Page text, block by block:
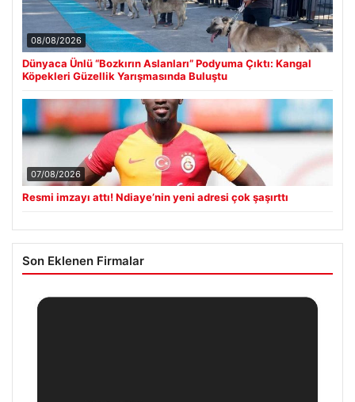
08/08/2026
Dünyaca Ünlü “Bozkırın Aslanları” Podyuma Çıktı: Kangal
Köpekleri Güzellik Yarışmasında Buluştu
07/08/2026
Resmi imzayı attı! Ndiaye’nin yeni adresi çok şaşırttı
Son Eklenen Firmalar